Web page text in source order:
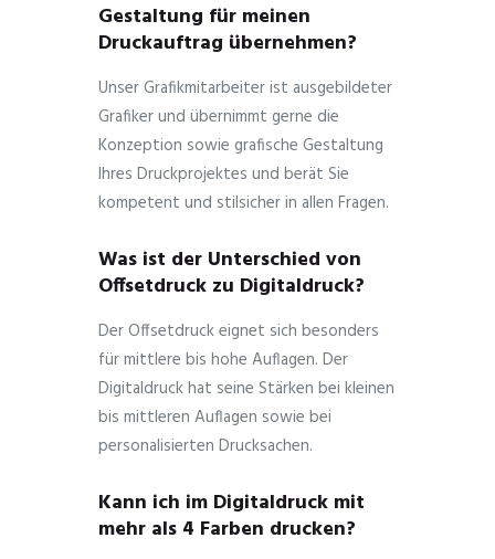
Gestaltung für meinen
Druckauftrag übernehmen?
Unser Grafikmitarbeiter ist ausgebildeter
Grafiker und übernimmt gerne die
Konzeption sowie grafische Gestaltung
Ihres Druckprojektes und berät Sie
kompetent und stilsicher in allen Fragen.
Was ist der Unterschied von
Offsetdruck zu Digitaldruck?
Der Offsetdruck eignet sich besonders
für mittlere bis hohe Auflagen. Der
Digitaldruck hat seine Stärken bei kleinen
bis mittleren Auflagen sowie bei
personalisierten Drucksachen.
Kann ich im Digitaldruck mit
mehr als 4 Farben drucken?